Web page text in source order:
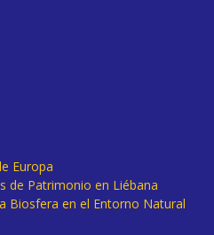
Europa
de Patrimonio en Liébana
Biosfera en el Entorno Natural